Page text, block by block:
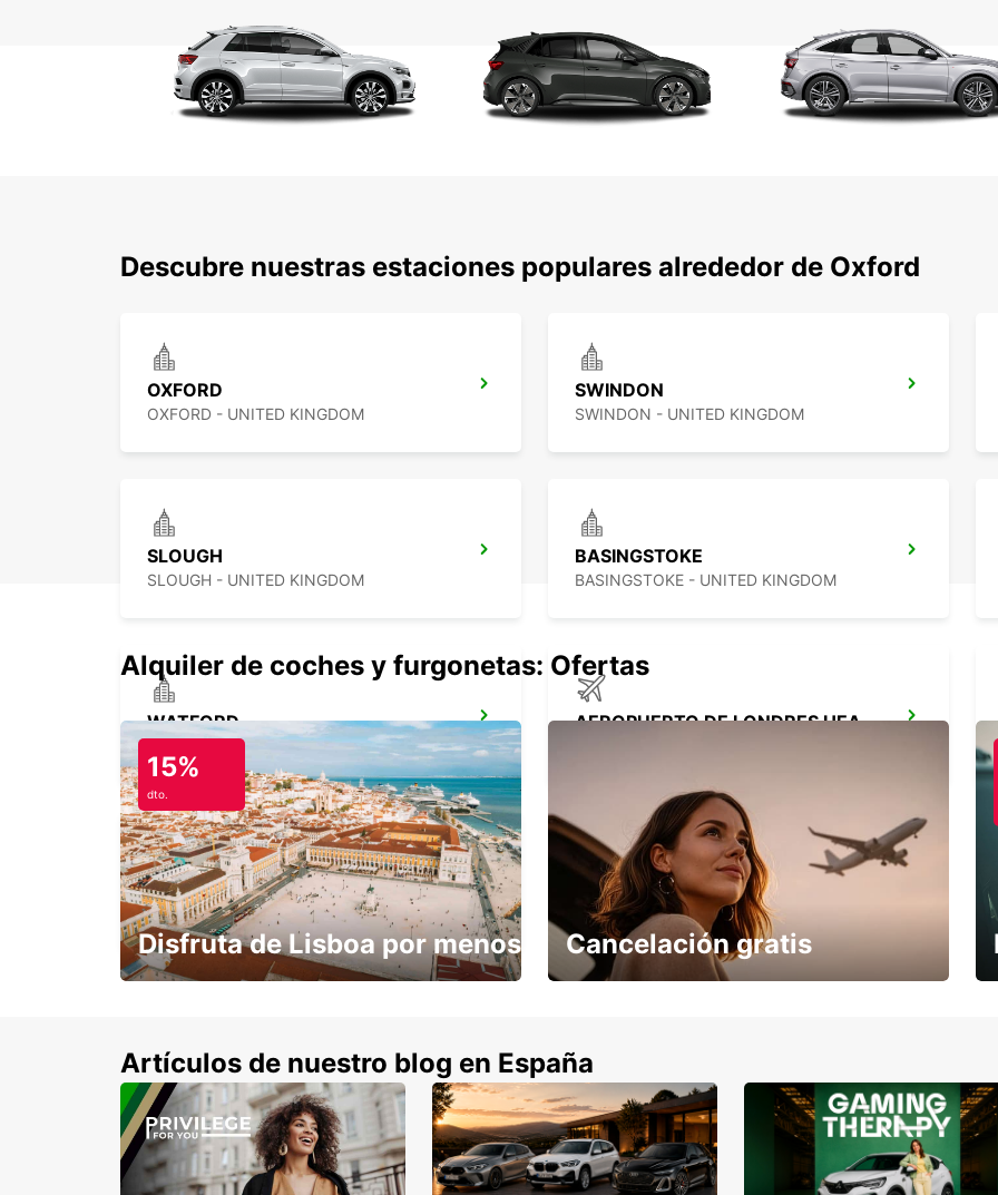
Descubre nuestras estaciones populares alrededor de Oxford
OXFORD
OXFORD - UNITED KINGDOM
SWINDON
SWINDON - UNITED KINGDOM
SLOUGH
SLOUGH - UNITED KINGDOM
BASINGSTOKE
BASINGSTOKE - UNITED KINGDOM
WATFORD
WATFORD - UNITED KINGDOM
AEROPUERTO DE LONDRES HEATHROW
GLOUCESTER
GLOUCESTER - UNITED KINGDOM
Alquiler de coches y furgonetas: Ofertas
15%
dto.
Disfruta de Lisboa por menos Cancelación gratis
Artículos de nuestro blog en España